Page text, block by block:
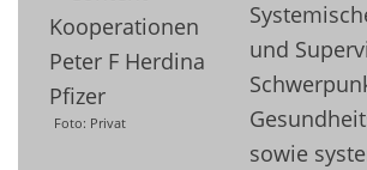
Foto: Privat
und
sowie